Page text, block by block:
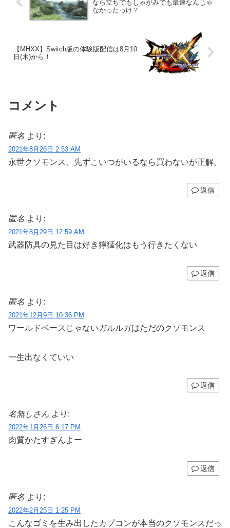
なら立ちでもしゃがみでも最速なんじゃ
なかったっけ？
【MHXX】Switch版の体験版配信は8月10
日(木)から！
コメント
匿名 より:
2021年8月26日 2:53 AM
永世クソモンス。先ずこいつがいるなら買わないが正解。
返信
匿名 より:
2021年8月29日 12:59 AM
武器防具の見た目は好き獰猛化はもう行きたくない
返信
匿名 より:
2021年12月9日 10:36 PM
ワールドベースじゃないガルルガはただのクソモンス
一生出なくていい
返信
名無しさん より:
2022年1月26日 6:17 PM
肉質かたすぎんよー
返信
匿名 より:
2022年2月25日 1:25 PM
こんなゴミを生み出したカプコンが本当のクソモンスだっ